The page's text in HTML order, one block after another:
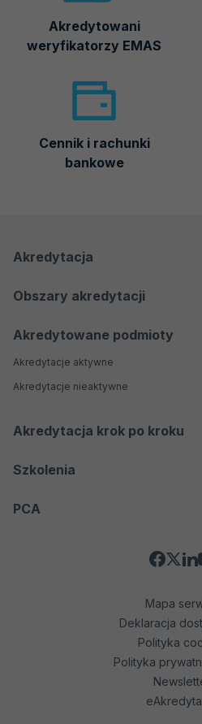
Akredytowani
weryfikatorzy EMAS
Cennik i rachunki
bankowe
Menu
nawigacyjne
Menu
Główne
Akredytacja
Dla przemysłu i biznesu
Dla konsumentów
Badania biegłości
Obszary akredytacji
Jednostki certyfikujące
Jednostki inspekcyjne
Producenci materiałów odniesienia
Akredytowane podmioty
Akredytacje aktywne
Akredytacje nieaktywne
Akredytacja krok po kroku
Szkolenia
PCA
Współpraca międzynarodowa
dodatkowe
Mapa
Deklaracja
Polityka
Polityka